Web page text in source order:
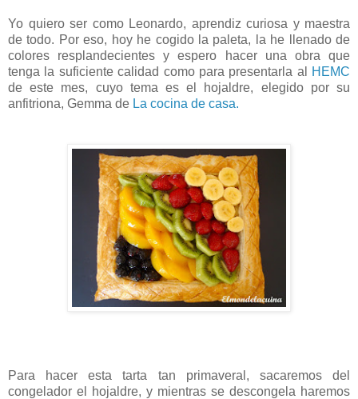
Yo quiero ser como Leonardo, aprendiz curiosa y maestra
de todo. Por eso, hoy he cogido la paleta, la he llenado de
colores resplandecientes y espero hacer una obra que
tenga la suficiente calidad como para presentarla al
HEMC
de este mes, cuyo tema es el hojaldre, elegido por su
anfitriona, Gemma de La cocina de casa.
Para hacer esta tarta tan primaveral, sacaremos del
congelador el hojaldre, y mientras se descongela haremos